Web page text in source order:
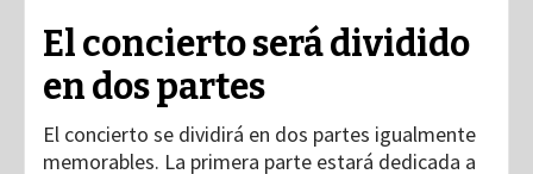
El concierto será dividido
en dos partes
El concierto se dividirá en dos partes igualmente
memorables. La primera parte estará dedicada a